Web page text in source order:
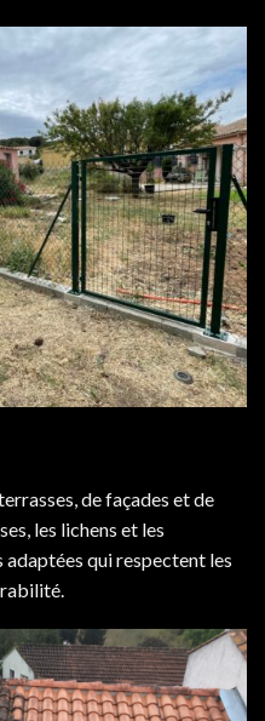
de façades et de
les lichens et les
adaptées qui respectent les